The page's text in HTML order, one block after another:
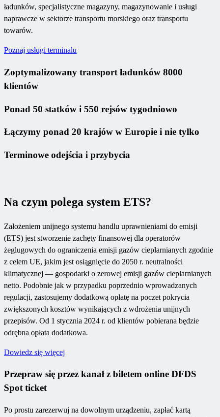
ładunków, specjalistyczne magazyny, magazynowanie i usługi
naprawcze w sektorze transportu morskiego oraz transportu
towarów.
Poznaj usługi terminalu
Zoptymalizowany transport ładunków 8000
klientów
Ponad 50 statków i 550 rejsów tygodniowo
Łączymy ponad 20 krajów w Europie i nie tylko
Terminowe odejścia i przybycia
Na czym polega system ETS?
Założeniem unijnego systemu handlu uprawnieniami do emisji
(ETS) jest stworzenie zachęty finansowej dla operatorów
żeglugowych do ograniczenia emisji gazów cieplarnianych zgodnie
z celem UE, jakim jest osiągnięcie do 2050 r. neutralności
klimatycznej — gospodarki o zerowej emisji gazów cieplarnianych
netto. Podobnie jak w przypadku poprzednio wprowadzanych
regulacji, zastosujemy dodatkową opłatę na poczet pokrycia
zwiększonych kosztów wynikających z wdrożenia unijnych
przepisów. Od 1 stycznia 2024 r. od klientów pobierana będzie
odrębna opłata dodatkowa.
Dowiedz się więcej
Przepraw się przez kanał z biletem online DFDS
Spot ticket
Po prostu zarezerwuj na dowolnym urządzeniu, zapłać kartą